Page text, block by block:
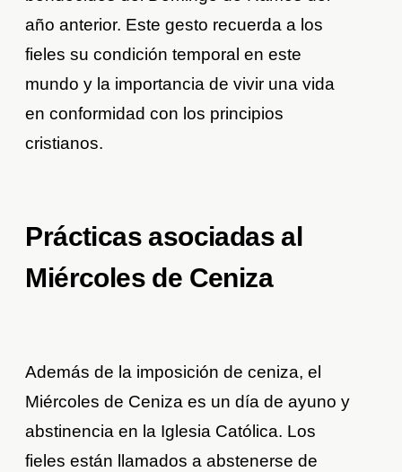
año anterior. Este gesto recuerda a los
fieles su condición temporal en este
mundo y la importancia de vivir una vida
en conformidad con los principios
cristianos.
Prácticas asociadas al
Miércoles de Ceniza
Además de la imposición de ceniza, el
Miércoles de Ceniza es un día de ayuno y
abstinencia en la Iglesia Católica. Los
fieles están llamados a abstenerse de